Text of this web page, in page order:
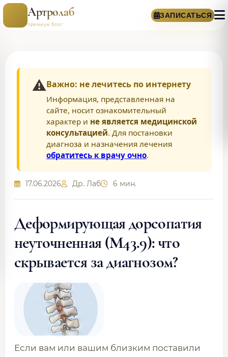
Артролаб
премиум блог
ЗАПИСАТЬСЯ
⚠️Важно: не лечитесь по интернету
Информация, представленная на
сайте, носит ознакомительный
характер и не является медицинской
консультацией. Для постановки
диагноза и назначения лечения
обратитесь к врачу очно.
17.06.2026 Др. Лаб 6 мин.
Деформирующая дорсопатия
неуточненная (M43.9): что
скрывается за диагнозом?
Если вам или вашим близким поставили